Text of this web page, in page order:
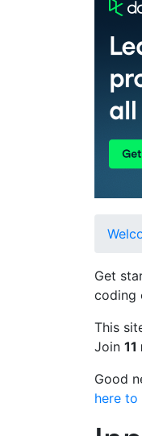
Get
coding
This
Join 11
Good
here to